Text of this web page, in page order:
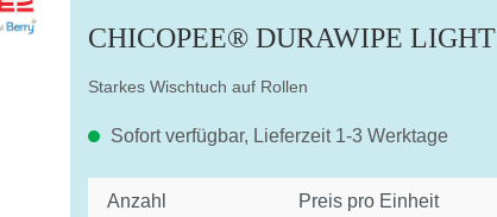
CHICOPEE® DURAWIPE LIGHT
Starkes Wischtuch auf Rollen
Sofort verfügbar, Lieferzeit 1-3 Werktage
Anzahl Preis pro Einheit